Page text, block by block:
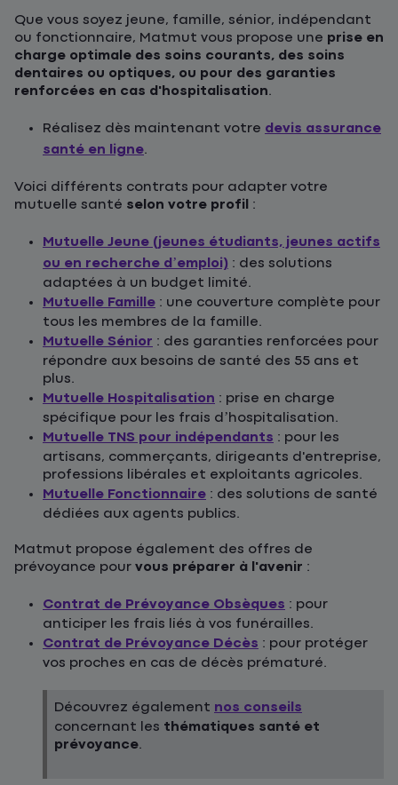
Que vous soyez jeune, famille, sénior, indépendant
ou fonctionnaire, Matmut vous propose une prise en
charge optimale des soins courants, des soins
dentaires ou optiques, ou pour des garanties
renforcées en cas d'hospitalisation.
Réalisez dès maintenant votre devis assurance
santé en ligne.
Voici différents contrats pour adapter votre
mutuelle santé selon votre profil :
Mutuelle Jeune (jeunes étudiants, jeunes actifs
ou en recherche d’emploi) : des solutions
adaptées à un budget limité.
Mutuelle Famille : une couverture complète pour
tous les membres de la famille.
Mutuelle Sénior : des garanties renforcées pour
répondre aux besoins de santé des 55 ans et
plus.
Mutuelle Hospitalisation : prise en charge
spécifique pour les frais d’hospitalisation.
Mutuelle TNS pour indépendants : pour les
artisans, commerçants, dirigeants d'entreprise,
professions libérales et exploitants agricoles.
Mutuelle Fonctionnaire : des solutions de santé
dédiées aux agents publics.
Matmut propose également des offres de
prévoyance pour vous préparer à l'avenir :
Contrat de Prévoyance Obsèques : pour
anticiper les frais liés à vos funérailles.
Contrat de Prévoyance Décès : pour protéger
vos proches en cas de décès prématuré.
Découvrez également nos conseils
concernant les thématiques santé et
prévoyance.